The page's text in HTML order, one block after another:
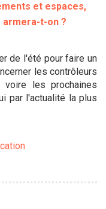
et espaces,
armera-t-on ?
de l'été pour faire un
les contrôleurs
les prochaines
par l'actualité la plus